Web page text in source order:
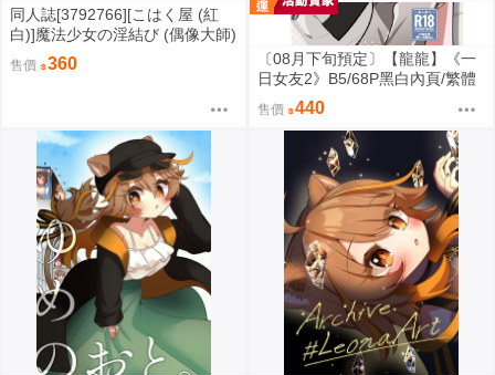
同人誌[3792766][こはく屋 (紅
白)]魔法少女の淫結び (偶像大師)
售價 360
〔08月下旬預定〕【龍龍】《一
日女友2》B5/68P黑白內頁/繁體
中文⬢黑市兔 (parody: BanG Dre
am! It's MyGO!!!!! Ave Mujica 迷
途之子 頌樂人偶 バンドリ！) FF
售價 440